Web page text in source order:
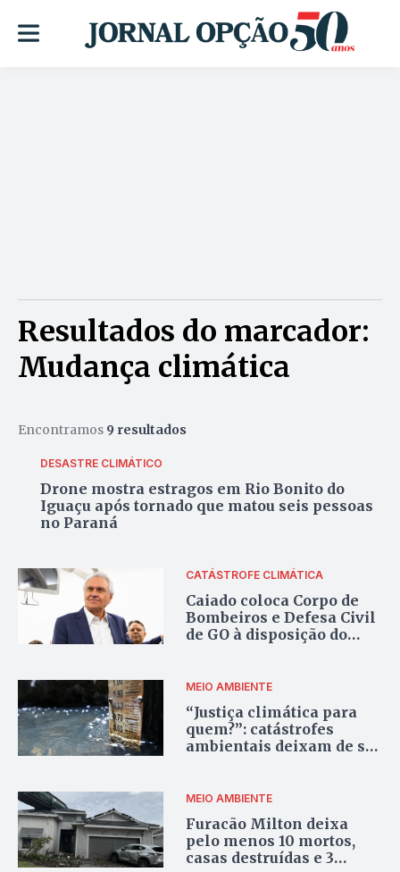
Resultados do marcador:
Mudança climática
Encontramos 9 resultados
DESASTRE CLIMÁTICO
Drone mostra estragos em Rio Bonito do
Iguaçu após tornado que matou seis pessoas
no Paraná
CATÁSTROFE CLIMÁTICA
Caiado coloca Corpo de
Bombeiros e Defesa Civil
de GO à disposição do
MEIO AMBIENTE
“Justiça climática para
quem?”: catástrofes
ambientais deixam de ser
desenfreado
MEIO AMBIENTE
Furacão Milton deixa
pelo menos 10 mortos,
casas destruídas e 3